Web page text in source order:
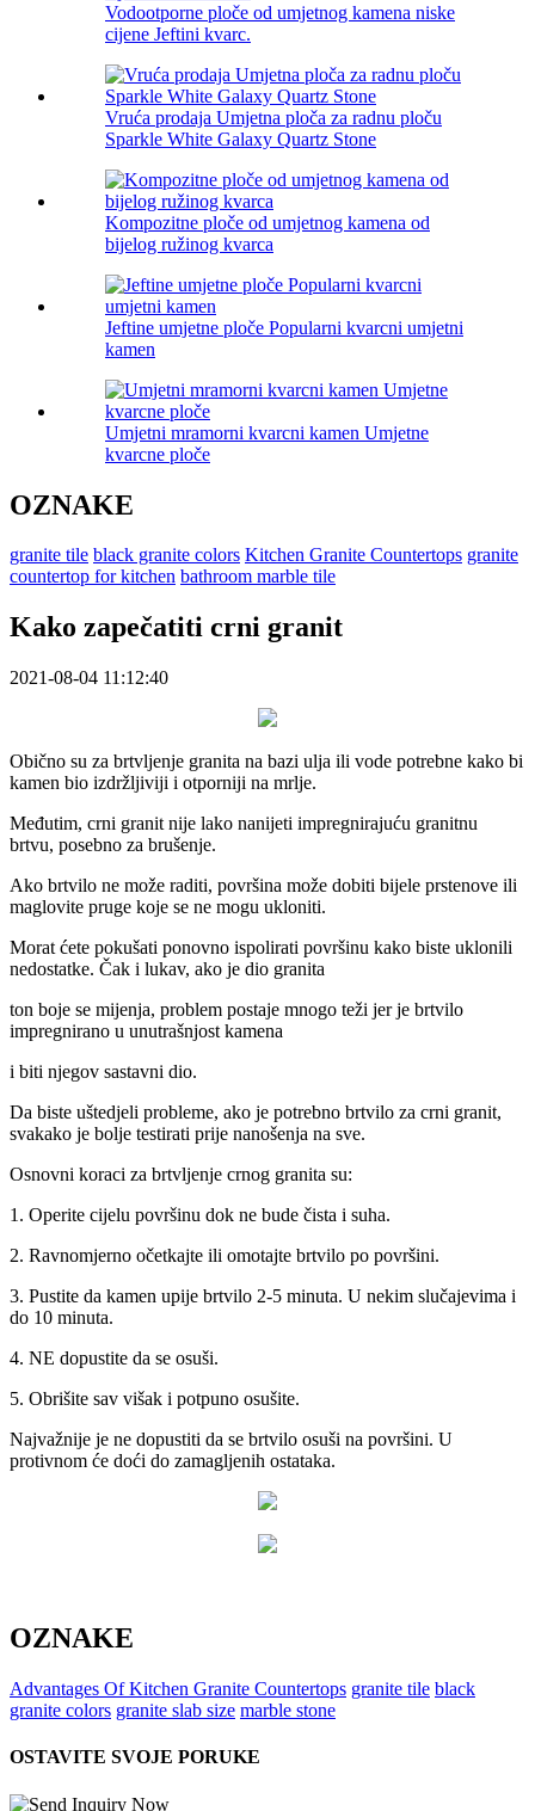
Vodootporne ploče od umjetnog kamena niske
cijene Jeftini kvarc.
Vruća prodaja Umjetna ploča za radnu ploču
Sparkle White Galaxy Quartz Stone
Kompozitne ploče od umjetnog kamena od
bijelog ružinog kvarca
Jeftine umjetne ploče Popularni kvarcni umjetni
kamen
Umjetni mramorni kvarcni kamen Umjetne
kvarcne ploče
OZNAKE
granite tile black granite colors Kitchen Granite Countertops granite
countertop for kitchen bathroom marble tile
Kako zapečatiti crni granit
2021-08-04 11:12:40
Obično su za brtvljenje granita na bazi ulja ili vode potrebne kako bi
kamen bio izdržljiviji i otporniji na mrlje.
Međutim, crni granit nije lako nanijeti impregnirajuću granitnu
brtvu, posebno za brušenje.
Ako brtvilo ne može raditi, površina može dobiti bijele prstenove ili
maglovite pruge koje se ne mogu ukloniti.
Morat ćete pokušati ponovno ispolirati površinu kako biste uklonili
nedostatke. Čak i lukav, ako je dio granita
ton boje se mijenja, problem postaje mnogo teži jer je brtvilo
impregnirano u unutrašnjost kamena
i biti njegov sastavni dio.
Da biste uštedjeli probleme, ako je potrebno brtvilo za crni granit,
svakako je bolje testirati prije nanošenja na sve.
Osnovni koraci za brtvljenje crnog granita su:
1. Operite cijelu površinu dok ne bude čista i suha.
2. Ravnomjerno očetkajte ili omotajte brtvilo po površini.
3. Pustite da kamen upije brtvilo 2-5 minuta. U nekim slučajevima i
do 10 minuta.
4. NE dopustite da se osuši.
5. Obrišite sav višak i potpuno osušite.
Najvažnije je ne dopustiti da se brtvilo osuši na površini. U
protivnom će doći do zamagljenih ostataka.
OZNAKE
Advantages Of Kitchen Granite Countertops granite tile black
granite colors granite slab size marble stone
OSTAVITE SVOJE PORUKE